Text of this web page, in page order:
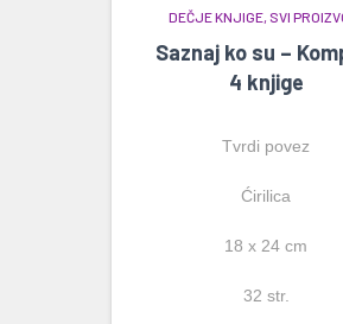
DEČJE KNJIGE SVI
Saznaj ko su –
4 knjige
Tvrdi povez
Ćirilica
18 x 24 cm
32 str.